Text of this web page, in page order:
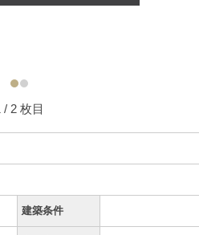
/ 2 枚目
建築条件